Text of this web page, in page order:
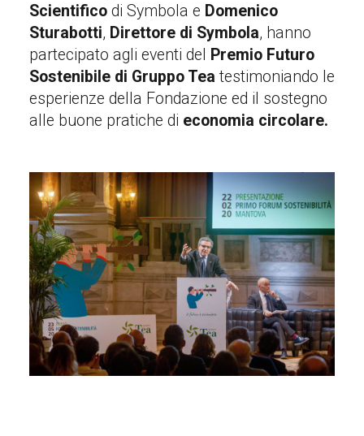
Scientificodi Symbola e Domenico
Sturabotti, Direttore di Symbola, hanno
partecipato agli eventi del
Premio Futuro
Sostenibile di Gruppo Tea testimoniando le
esperienze della Fondazione ed il sostegno
alle buone pratiche di economia circolare.